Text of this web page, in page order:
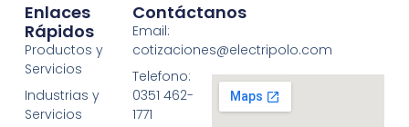
Enlaces
Rápidos
Productos y
Servicios
Industrias y
Servicios
Contáctanos
Email:
cotizaciones@electripolo.com
Telefono:
0351 462-
1771